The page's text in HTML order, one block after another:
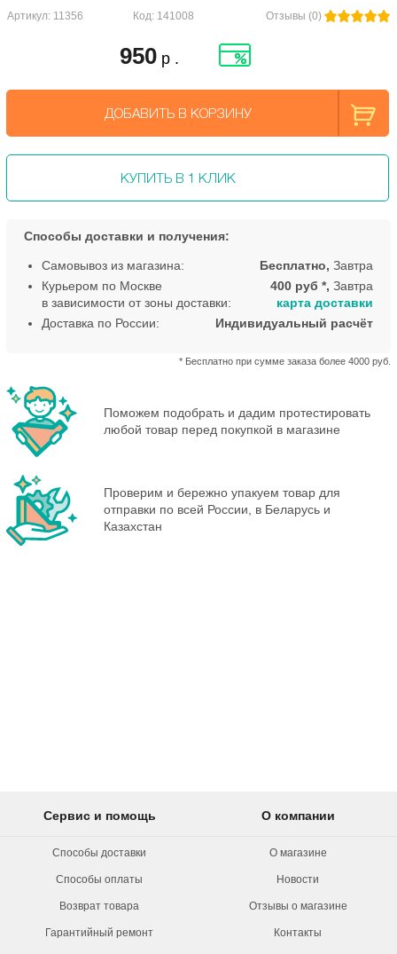
Артикул: 11356 Код: 141008 Отзывы (0)
950 р .
ДОБАВИТЬ В КОРЗИНУ
КУПИТЬ В 1 КЛИК
Способы доставки и получения:
Самовывоз из магазина: Бесплатно, Завтра
Курьером по Москве
в зависимости от зоны доставки:
400 руб *, Завтра
* Бесплатно при сумме заказа более 4000 руб.
карта доставки
Доставка по России:
Индивидуальный расчёт
Поможем подобрать и дадим протестировать
любой товар перед покупкой в магазине
Проверим и бережно упакуем товар для
отправки по всей России, в Беларусь и
Казахстан
Сервис и помощь
Способы доставки
Способы оплаты
Возврат товара
Гарантийный ремонт
О компании
О магазине
Новости
Отзывы о магазине
Контакты